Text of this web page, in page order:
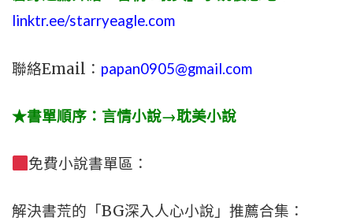
linktr.ee/starryeagle.com
聯絡Email： papan0905@gmail.com
★書單順序：言情小說→耽美小說
免費小說書單區：
解決書荒的「BG深入人心小說」推薦合集：